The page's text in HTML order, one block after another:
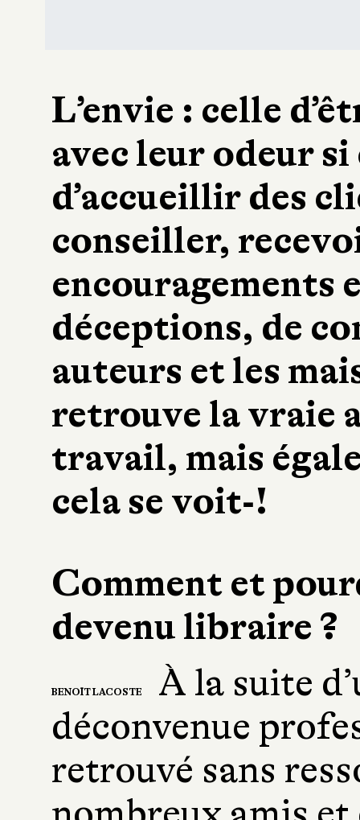
L’envie : celle
avec leur odeur
d’accueillir des
conseiller,
encouragements
déceptions, de
auteurs et les
retrouve la vraie
travail, mais
cela se voit‑!
Comment et
devenu libraire ?
BENOÎT LACOSTE
À la suite
déconvenue
retrouvé sans